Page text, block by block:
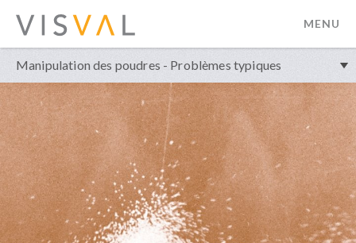
MENU
Manipulation des poudres - Problèmes typiques